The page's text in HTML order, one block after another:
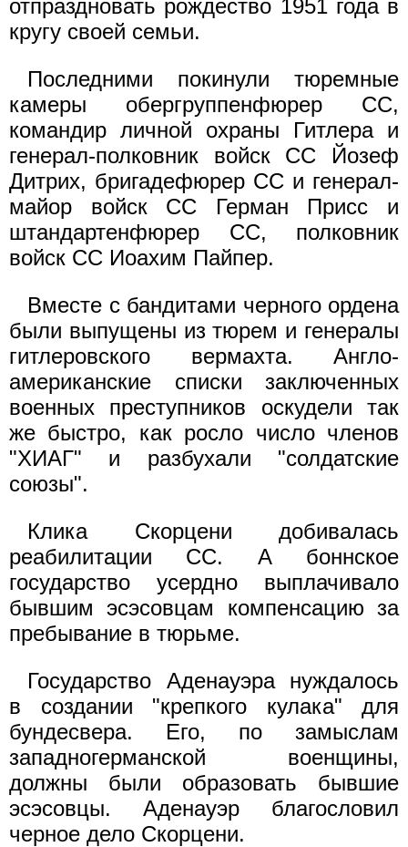
отпраздновать рождество 1951 года в
кругу своей семьи.
Последними покинули тюремные
камеры обергруппенфюрер СС,
командир личной охраны Гитлера и
генерал-полковник войск СС Йозеф
Дитрих, бригадефюрер СС и генерал-
майор войск СС Герман Присс и
штандартенфюрер СС, полковник
войск СС Иоахим Пайпер.
Вместе с бандитами черного ордена
были выпущены из тюрем и генералы
гитлеровского вермахта. Англо-
американские списки заключенных
военных преступников оскудели так
же быстро, как росло число членов
"ХИАГ" и разбухали "солдатские
союзы".
Клика Скорцени добивалась
реабилитации СС. А боннское
государство усердно выплачивало
бывшим эсэсовцам компенсацию за
пребывание в тюрьме.
Государство Аденауэра нуждалось
в создании "крепкого кулака" для
бундесвера. Его, по замыслам
западногерманской военщины,
должны были образовать бывшие
эсэсовцы. Аденауэр благословил
черное дело Скорцени.